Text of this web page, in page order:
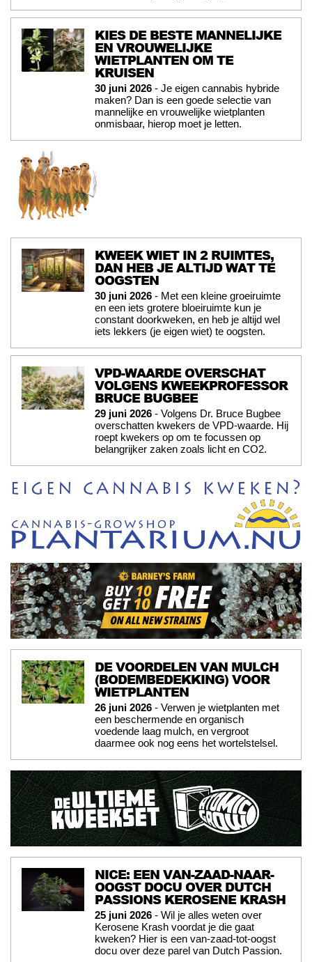
KIES DE BESTE MANNELIJKE
EN VROUWELIJKE
WIETPLANTEN OM TE
KRUISEN
30 juni 2026 - Je eigen cannabis hybride
maken? Dan is een goede selectie van
mannelijke en vrouwelijke wietplanten
onmisbaar, hierop moet je letten.
KWEEK WIET IN 2 RUIMTES,
DAN HEB JE ALTIJD WAT TE
OOGSTEN
30 juni 2026 - Met een kleine groeiruimte
en een iets grotere bloeiruimte kun je
constant doorkweken, en heb je altijd wel
iets lekkers (je eigen wiet) te oogsten.
VPD-WAARDE OVERSCHAT
VOLGENS KWEEKPROFESSOR
BRUCE BUGBEE
29 juni 2026 - Volgens Dr. Bruce Bugbee
overschatten kwekers de VPD-waarde. Hij
roept kwekers op om te focussen op
belangrijker zaken zoals licht en CO2.
DE VOORDELEN VAN MULCH
(BODEMBEDEKKING) VOOR
WIETPLANTEN
26 juni 2026 - Verwen je wietplanten met
een beschermende en organisch
voedende laag mulch, en vergroot
daarmee ook nog eens het wortelstelsel.
NICE: EEN VAN-ZAAD-NAAR-
OOGST DOCU OVER DUTCH
PASSIONS KEROSENE KRASH
25 juni 2026 - Wil je alles weten over
Kerosene Krash voordat je die gaat
kweken? Hier is een van-zaad-tot-oogst
docu over deze parel van Dutch Passion.